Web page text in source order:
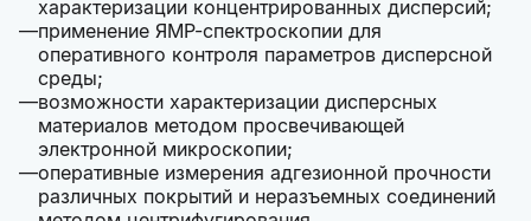
характеризации концентрированных дисперсий;
применение ЯМР-спектроскопии для
оперативного контроля параметров дисперсной
среды;
возможности характеризации дисперсных
материалов методом просвечивающей
электронной микроскопии;
оперативные измерения адгезионной прочности
различных покрытий и неразъемных соединений